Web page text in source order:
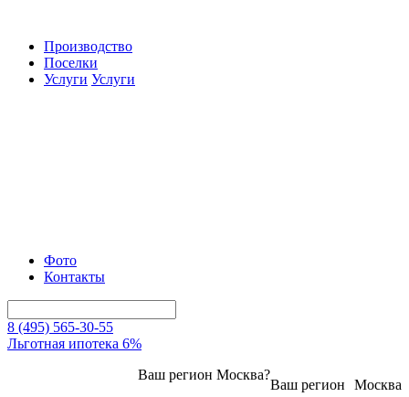
Производство
Поселки
Услуги Услуги
Фото
Контакты
8 (495) 565-30-55
Льготная ипотека 6%
Москва
Ваш регион
Ваш регион Москва?